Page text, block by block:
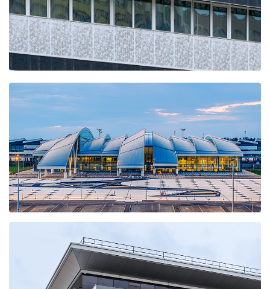
Административные здания
ОАО «Интеграл»